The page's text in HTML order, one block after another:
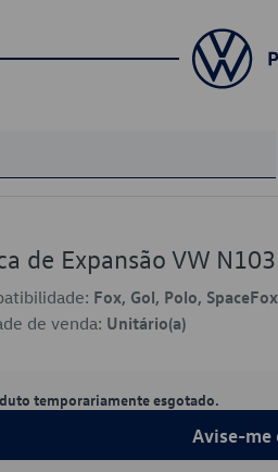
de Expansão VW
Fox, Gol, Polo,
de venda: Unitário(a)
temporariamente esgotado.
Avise-me